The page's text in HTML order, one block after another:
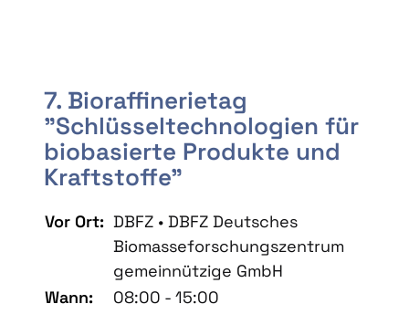
7. Bioraffinerietag
"Schlüsseltechnologien für
biobasierte Produkte und
Kraftstoffe"
Vor Ort: DBFZ • DBFZ Deutsches
Biomasseforschungszentrum
gemeinnützige GmbH
Wann:
08:00 - 15:00